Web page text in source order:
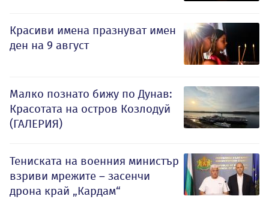
Красиви имена празнуват имен
ден на 9 август
Малко познато бижу по Дунав:
Красотата на остров Козлодуй
(ГАЛЕРИЯ)
Тениската на военния министър
взриви мрежите – засенчи
дрона край „Кардам“